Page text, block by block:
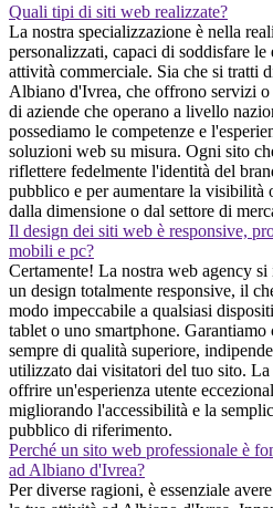
Quali tipi di siti web realizzate?
La nostra specializzazione è nella
personalizzati, capaci di soddisfare
attività commerciale. Sia che si tratti
Albiano d'Ivrea, che offrono servizi
di aziende che operano a livello
possediamo le competenze e
soluzioni web su misura. Ogni sito
riflettere fedelmente l'identità del
pubblico e per aumentare la visibilità
dalla dimensione o dal settore di
Il design dei siti web è responsive,
mobili e pc?
Certamente! La nostra web agency
un design totalmente responsive, il
modo impeccabile a qualsiasi
tablet o uno smartphone. Garantiamo
sempre di qualità superiore,
utilizzato dai visitatori del tuo sito. La
offrire un'esperienza utente
migliorando l'accessibilità e la
pubblico di riferimento.
Perché un sito web professionale è
ad Albiano d'Ivrea?
Per diverse ragioni, è essenziale